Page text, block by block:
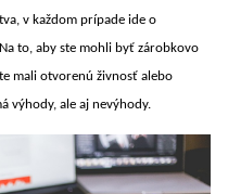
v každom prípade ide o
to, aby ste mohli byť zárobkovo
mali otvorenú živnosť alebo
výhody, ale aj nevýhody.